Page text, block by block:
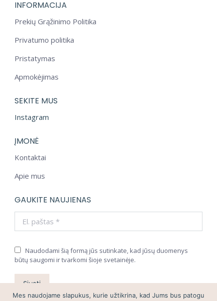
INFORMACIJA
Prekių Grąžinimo Politika
Privatumo politika
Pristatymas
Apmokėjimas
SEKITE MUS
Instagram
ĮMONĖ
Kontaktai
Apie mus
GAUKITE NAUJIENAS
El. paštas *
Naudodami šią formą jūs sutinkate, kad jūsų duomenys
būtų saugomi ir tvarkomi šioje svetainėje.
Siųsti
Mes naudojame slapukus, kurie užtikrina, kad Jums bus patogu